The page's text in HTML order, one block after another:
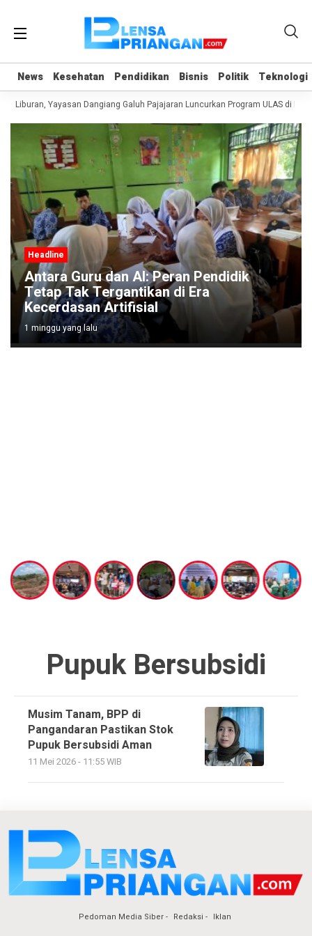
News Kesehatan Pendidikan Bisnis Politik Teknologi
News Kesehatan Pendidikan Bisnis Politik Teknologi
Liburan, Yayasan Dangiang Galuh Pajajaran Luncurkan Program ULAS di
Headline
Antara Guru dan AI: Peran Pendidik
Tetap Tak Tergantikan di Era
Kecerdasan Artifisial
1 minggu yang lalu
Pupuk Bersubsidi
Musim Tanam, BPP di
Pangandaran Pastikan Stok
Pupuk Bersubsidi Aman
11 Mei 2026 - 11:55 WIB
Pedoman Media Siber Redaksi Iklan